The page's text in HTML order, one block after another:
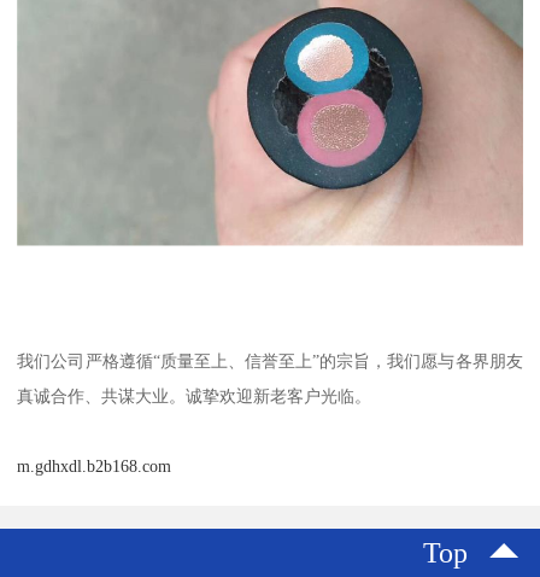
我们公司严格遵循“质量至上、信誉至上”的宗旨，我们愿与各界朋友
真诚合作、共谋大业。诚挚欢迎新老客户光临。
m.gdhxdl.b2b168.com
Top